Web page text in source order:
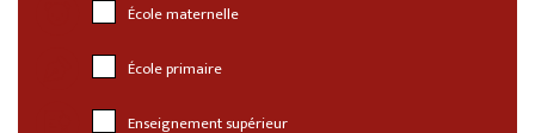
École maternelle
École primaire
Enseignement supérieur